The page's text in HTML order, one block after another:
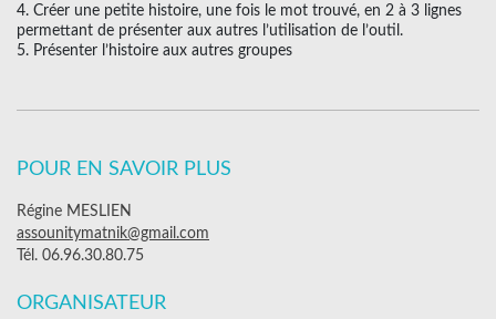
4. Créer une petite histoire, une fois le mot trouvé, en 2 à 3 lignes
permettant de présenter aux autres l’utilisation de l’outil.
5. Présenter l’histoire aux autres groupes
POUR EN SAVOIR PLUS
Régine MESLIEN
assounitymatnik@gmail.com
Tél. 06.96.30.80.75
ORGANISATEUR